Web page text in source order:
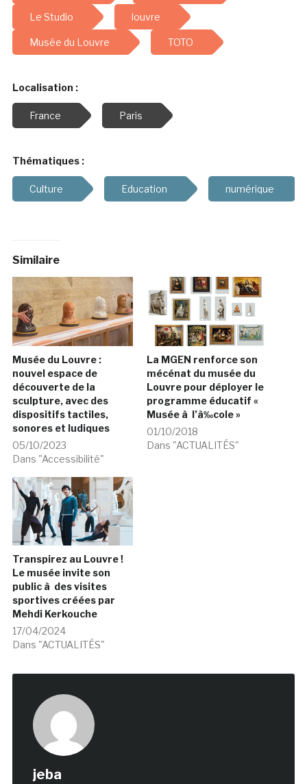
Le Studio louvre
Musée du Louvre TOTO
Localisation :
France Paris
Thématiques :
Culture Education numérique
Similaire
Musée du Louvre :
nouvel espace de
découverte de la
sculpture, avec des
dispositifs tactiles,
sonores et ludiques
05/10/2023
Dans "Accessibilité"
La MGEN renforce son
mécénat du musée du
Louvre pour déployer le
programme éducatif «
Musée à l’à‰cole »
01/10/2018
Dans "ACTUALITÉS"
Transpirez au Louvre !
Le musée invite son
public à des visites
sportives créées par
Mehdi Kerkouche
17/04/2024
Dans "ACTUALITÉS"
jeba